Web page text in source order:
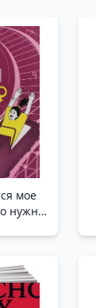
мое
нужно